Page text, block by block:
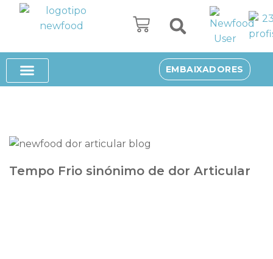
Avançar
conteúdo
EMBAIXADORES
Tempo Frio sinónimo de dor Articular